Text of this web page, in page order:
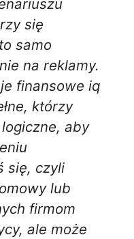
się
samo
na reklamy.
finansowe iq
którzy
aby
się, czyli
lub
firmom
ale może